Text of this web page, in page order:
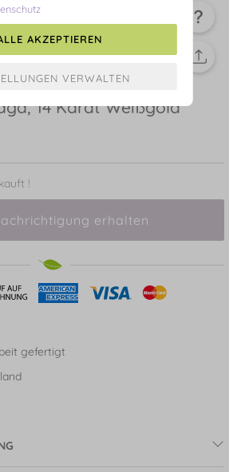
14 Karat Weißgold
!
erhalten
gefertigt
AKZEPTIEREN